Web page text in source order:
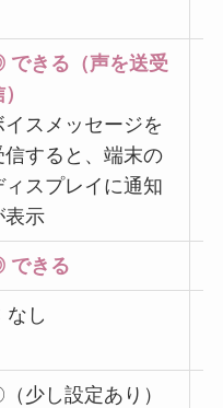
できる（声を送受
イスメッセージを
信すると、端末の
ィスプレイに通知
表示
できる
なし
（少し設定あり）